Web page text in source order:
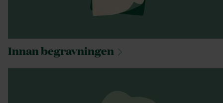
Innanbegravningen